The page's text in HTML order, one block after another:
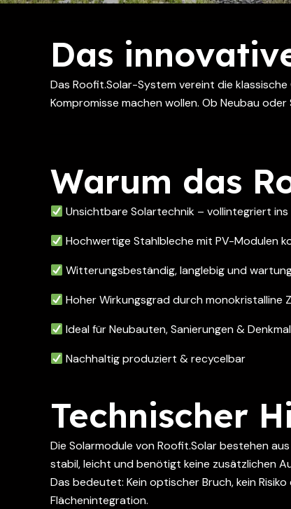
Das
Das Roofit.Solar-System vereint die
Kompromisse machen wollen. Ob Neubau
Warum das
Unsichtbare Solartechnik – vollintegriert ins
Hochwertige Stahlbleche mit PV-Modulen
Witterungsbeständig, langlebig und
Hoher Wirkungsgrad durch monokristalline
Ideal für Neubauten, Sanierungen &
Nachhaltig produziert & recycelbar
Technischer
Die Solarmodule von Roofit.Solar bestehen
stabil, leicht und benötigt keine zusätzlichen
Das bedeutet: Kein optischer Bruch, kein
Flächenintegration.